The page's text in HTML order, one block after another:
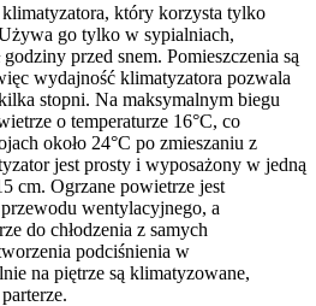
który korzysta tylko
go tylko w sypialniach,
godziny przed snem. Pomieszczenia są
wydajność klimatyzatora pozwala
stopni. Na maksymalnym biegu
o temperaturze 16°C, co
około 24°C po zmieszaniu z
jest prosty i wyposażony w jedną
cm. Ogrzane powietrze jest
wentylacyjnego, a
do chłodzenia z samych
podciśnienia w
na piętrze są klimatyzowane,